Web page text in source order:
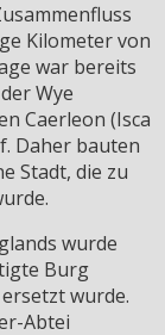
Kilometer von
war bereits
Wye
Caerleon (Isca
Daher bauten
Stadt, die zu
wurde
Burg
wurde.
Abtei